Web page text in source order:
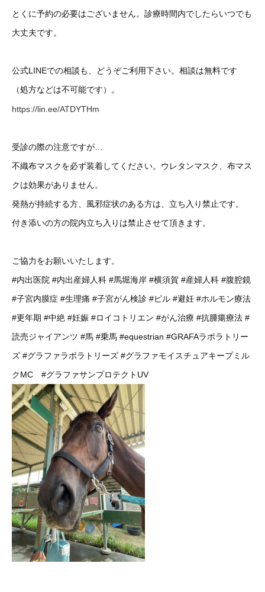
とくに予約の必要はございません。診療時間内でしたらいつでも
大丈夫です。
公式LINEでの相談も、どうぞご利用下さい。相談は無料です
（処方などは不可能です）。
https://lin.ee/ATDYTHm
受診の際の注意ですが…
不織布マスクを必ず装着してください。ウレタンマスク、布マス
クは効果がありません。
発熱が持続する方、風邪症状のある方は、立ち入り禁止です。
付き添いの方の院内立ち入りは禁止させて頂きます。
ご協力をお願いいたします。
#内出医院 #内出産婦人科 #馬堀海岸 #横須賀 #産婦人科 #腹腔鏡
#子宮内膜症 #生理痛 #子宮がん検診 #ピル #避妊 #ホルモン療法
#更年期 #中絶 #妊娠 #ロイコトリエン #がん治療 #抗腫瘍療法 #
読売ジャイアンツ #馬 #乗馬 #equestrian #GRAFAラボラトリー
ズ #グラファラボラトリーズ #グラファモイスチュアキープミル
クMC
#グラファサンプロテクトUV